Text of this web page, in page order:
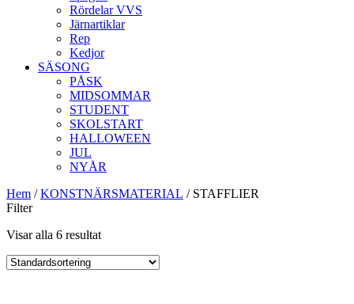
Rördelar VVS
Järnartiklar
Rep
Kedjor
SÄSONG
PÅSK
MIDSOMMAR
STUDENT
SKOLSTART
HALLOWEEN
JUL
NYÅR
Hem /KONSTNÄRSMATERIAL / STAFFLIER
Filter
Visar alla 6 resultat